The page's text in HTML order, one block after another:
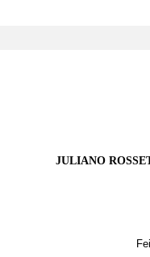
JULIANO